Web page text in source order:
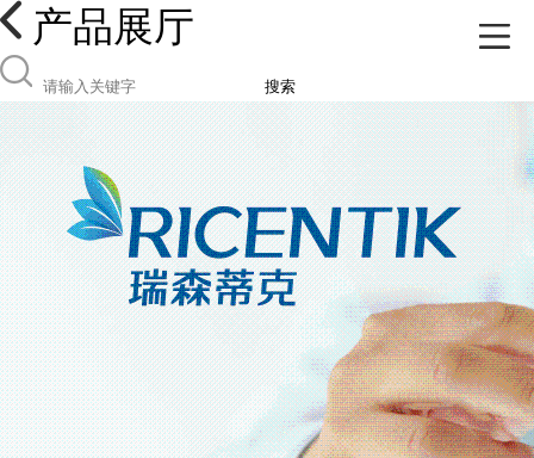
产品展厅
搜索